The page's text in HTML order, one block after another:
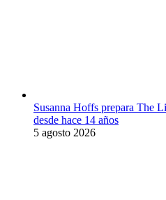
Susanna Hoffs prepara The
desde hace 14 años
5 agosto 2026